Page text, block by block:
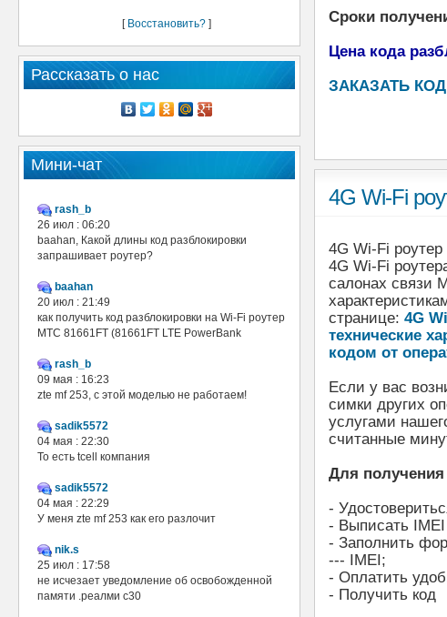
[ Восстановить?]
Рассказать о нас
Мини-чат
rash_b
26 июл : 06:20
baahan, Какой длины код разблокировки
запрашивает роутер?
baahan
20 июл : 21:49
как получить код разблокировки на Wi-Fi роутер
МТС 81661FT (81661FT LTE PowerBank
rash_b
09 мая : 16:23
zte mf 253, с этой моделью не работаем!
sadik5572
04 мая : 22:30
То есть tcell компания
sadik5572
04 мая : 22:29
У меня zte mf 253 как его разлочит
nik.s
25 июл : 17:58
не исчезает уведомление об освобожденной
памяти .реалми с30
Сроки
Цена кода
ЗАКАЗАТЬ КОД
4G Wi-Fi
4G Wi-Fi
4G Wi-Fi
салонах связи
странице: 4G
технические
кодом от
Если у вас
симки других
услугами
считанные
Для получения
-
- Выписать IMEI
- Заполнить
--- IMEI;
- Оплатить
- Получить код